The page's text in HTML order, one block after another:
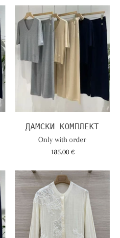
ДАМСКИ КОМПЛЕКТ
Only with order
185.00 €